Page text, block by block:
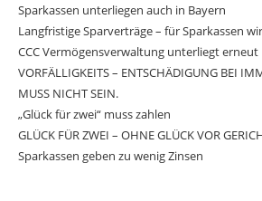
Sparkassen unterliegen auch in Bayern
Langfristige Sparverträge – für Sparkassen
CCC Vermögensverwaltung unterliegt erneut
VORFÄLLIGKEITS – ENTSCHÄDIGUNG BEI
MUSS NICHT SEIN.
„Glück für zwei“ muss zahlen
GLÜCK FÜR ZWEI – OHNE GLÜCK VOR
Sparkassen geben zu wenig Zinsen